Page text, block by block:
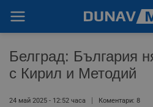
Белград: България
с Кирил и Методий
24 май 2025 - 12:52 часа Коментари: 8